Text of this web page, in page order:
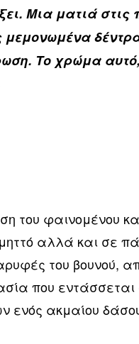
Μια ματιά στις
μεμονωμένα
Το χρώμα
του φαινομένου
αλλά και σε
του βουνού,
που
ενός ακμαίου